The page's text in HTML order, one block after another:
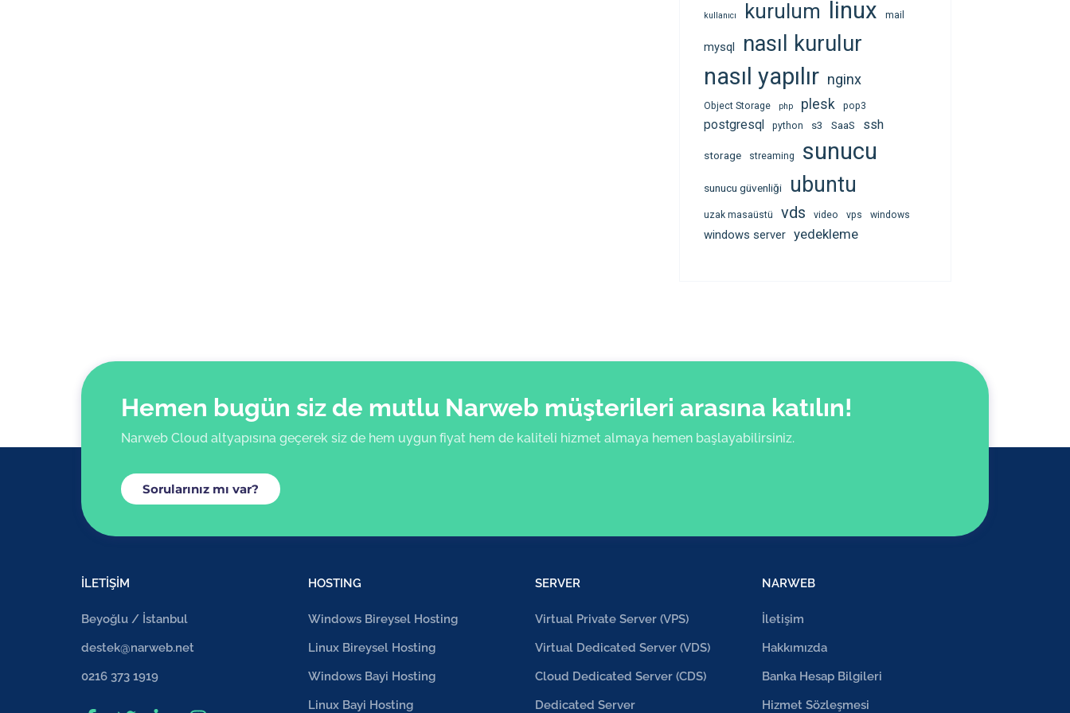
kullanıcı kurulum linux mail
mysql nasıl kurulur
nasıl yapılır nginx
Object Storage php plesk pop3
postgresql python s3 SaaS ssh
storage streaming sunucu
sunucu güvenliği ubuntu
uzak masaüstü vds video vps windows
windows server yedekleme
Hemen bugün siz de mutlu Narweb müşterileri arasına katılın!
Narweb Cloud altyapısına geçerek siz de hem uygun fiyat hem de kaliteli hizmet almaya hemen başlayabilirsiniz.
Sorularınız mı var?
İLETİŞİM
Beyoğlu / İstanbul
destek@narweb.net
0216 373 1919
HOSTING
Windows Bireysel Hosting
Linux Bireysel Hosting
Windows Bayi Hosting
Linux Bayi Hosting
SERVER
Virtual Private Server (VPS)
Virtual Dedicated Server (VDS)
Cloud Dedicated Server (CDS)
Dedicated Server
NARWEB
İletişim
Hakkımızda
Banka Hesap Bilgileri
Hizmet Sözleşmesi